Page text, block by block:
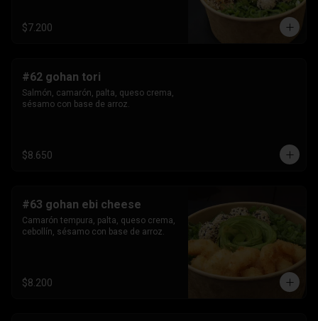
$7.200
#62 gohan tori
Salmón, camarón, palta, queso crema,
sésamo con base de arroz.
$8.650
#63 gohan ebi cheese
Camarón tempura, palta, queso crema,
cebollín, sésamo con base de arroz.
$8.200